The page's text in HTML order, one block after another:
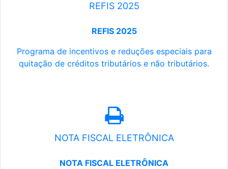
REFIS 2025
REFIS 2025
Programa de incentivos e reduções especiais para
quitação de créditos tributários e não tributários.
NOTA FISCAL ELETRÔNICA
NOTA FISCAL ELETRÔNICA